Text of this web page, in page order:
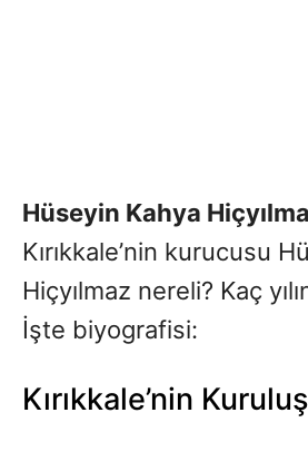
Hüseyin Kahya
Kırıkkale’nin kurucusu
Hiçyılmaz nereli? Kaç
İşte biyografisi:
Kırıkkale’nin